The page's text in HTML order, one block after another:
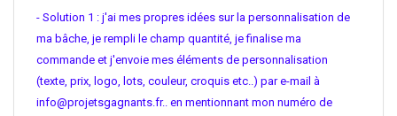
- Solution 1 : j'ai mes propres idées sur la personnalisation de
ma bâche, je rempli le champ quantité, je finalise ma
commande et j'envoie mes éléments de personnalisation
(texte, prix, logo, lots, couleur, croquis etc..) par e-mail à
info@projetsgagnants.fr.. en mentionnant mon numéro de